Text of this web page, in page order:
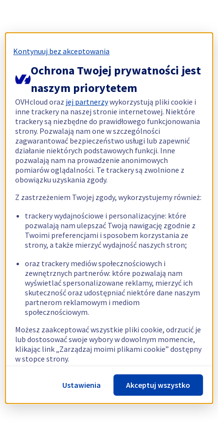
Kontynuuj bez akceptowania
Ochrona Twojej prywatności jest
naszym priorytetem
OVHcloud oraz jej partnerzywykorzystują pliki cookie i
inne trackery na naszej stronie internetowej. Niektóre
trackery są niezbędne do prawidłowego funkcjonowania
strony. Pozwalają nam one w szczególności
zagwarantować bezpieczeństwo usługi lub zapewnić
działanie niektórych podstawowych funkcji. Inne
pozwalają nam na prowadzenie anonimowych
pomiarów oglądalności. Te trackery są zwolnione z
obowiązku uzyskania zgody.
Z zastrzeżeniem Twojej zgody, wykorzystujemy również:
trackery wydajnościowe i personalizacyjne: które
pozwalają nam ulepszać Twoją nawigację zgodnie z
Twoimi preferencjami i sposobem korzystania ze
strony, a także mierzyć wydajność naszych stron;
oraz trackery mediów społecznościowych i
zewnętrznych partnerów: które pozwalają nam
wyświetlać spersonalizowane reklamy, mierzyć ich
skuteczność oraz udostępniać niektóre dane naszym
partnerom reklamowym i mediom
społecznościowym.
Możesz zaakceptować wszystkie pliki cookie, odrzucić je
lub dostosować swoje wybory w dowolnym momencie,
klikając link „Zarządzaj moimi plikami cookie” dostępny
w stopce strony.
Więcej informacji znajdziesz w naszejpolityce
dotyczącej wykorzystywania plików cookie.
Ustawienia Akceptuj wszystko